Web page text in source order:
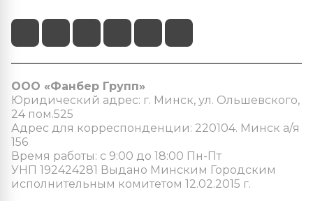
ООО «Фанбер Групп»
Юридический адрес: г. Минск, ул. Ольшевского,
24 пом.525
Адрес для корреспонденции: 220104. Минск а/я
156
Время работы: с 9:00 до 18:00 Пн-Пт
УНП 192424281 Выдано Минским Городским
исполнительным комитетом 12.02.2015 г.